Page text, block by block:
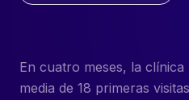
En cuatro meses, la
media de 18 primeras